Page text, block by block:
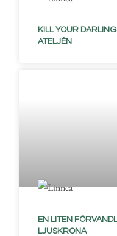
KILL YOUR
ATELJÉN
EN LITEN
LJUSKRONA